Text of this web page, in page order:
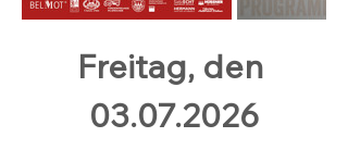
Freitag, den
03.07.2026